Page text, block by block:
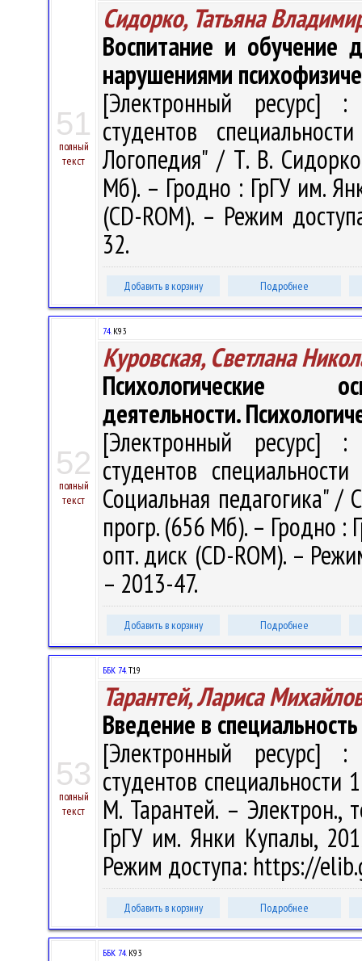
51
полный
текст
Сидорко, Татьяна
Воспитание и обучение
нарушениями
[Электронный ресурс] :
студентов
Логопедия" / Т. В.
Мб). – Гродно : ГрГУ им.
(CD-ROM). – Режим
32.
Добавить в корзину Подробнее
52
полный
текст
74.К93
Куровская, Светлана
Психологические
деятельности.
[Электронный ресурс] :
студентов
Социальная педагогика" /
прогр. (656 Мб). – Гродно :
опт. диск (CD-ROM). –
– 2013-47.
Добавить в корзину Подробнее
53
полный
текст
ББК 74.Т19
Тарантей, Лариса
Введение в специальность
[Электронный ресурс] :
студентов
М. Тарантей. – Электрон.,
ГрГУ им. Янки Купалы,
Режим доступа: https://
Добавить в корзину Подробнее
ББК 74.К93